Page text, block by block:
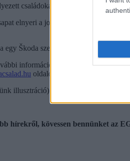
családokat a Heves Megyei
elnyeri a jogot arra, hogy
Škoda személygépkocsi lesz.
információ a +36-36/522-125
oldalon szerezhető be.
illusztráció)
hírekről, kövessen bennünket az